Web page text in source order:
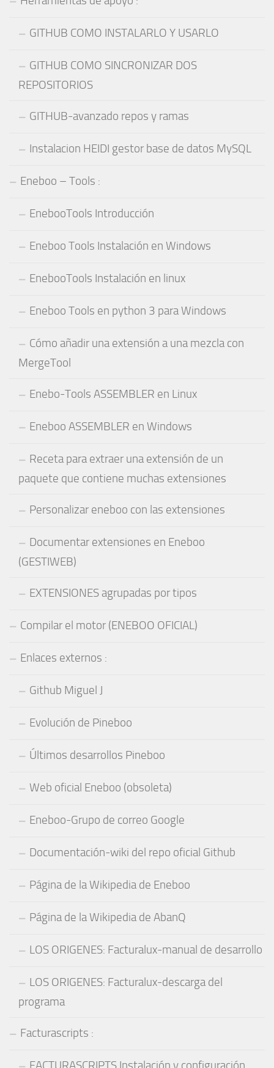
GITHUB COMO INSTALARLO Y USARLO
GITHUB COMO SINCRONIZAR DOS
REPOSITORIOS
GITHUB-avanzado repos y ramas
Instalacion HEIDI gestor base de datos MySQL
Eneboo – Tools :
EnebooTools Introducción
Eneboo Tools Instalación en Windows
EnebooTools Instalación en linux
Eneboo Tools en python 3 para Windows
Cómo añadir una extensión a una mezcla con
MergeTool
Enebo-Tools ASSEMBLER en Linux
Eneboo ASSEMBLER en Windows
Receta para extraer una extensión de un
paquete que contiene muchas extensiones
Personalizar eneboo con las extensiones
Documentar extensiones en Eneboo
(GESTIWEB)
EXTENSIONES agrupadas por tipos
Compilar el motor (ENEBOO OFICIAL)
Enlaces externos :
Github Miguel J
Evolución de Pineboo
Últimos desarrollos Pineboo
Web oficial Eneboo (obsoleta)
Eneboo-Grupo de correo Google
Documentación-wiki del repo oficial Github
Página de la Wikipedia de Eneboo
Página de la Wikipedia de AbanQ
LOS ORIGENES: Facturalux-manual de desarrollo
LOS ORIGENES: Facturalux-descarga del
programa
Facturascripts :